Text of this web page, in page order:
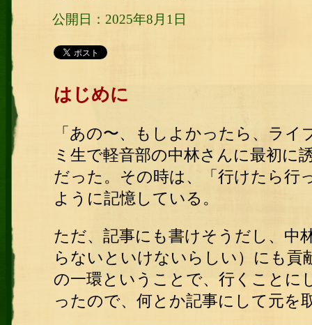
公開日：2025年8月1日
はじめに
「あの〜、もしよかったら、ラ
ミ生で軽音部の中林さんに最初に
だった。その時は、「行けたら行
ように記憶している。
ただ、記事にも書けそうだし、中
らないといけないらしい）にも
の一環ということで、行くことに
ったので、何とか記事にして元を